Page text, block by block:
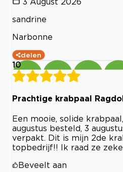
sandrine
Narbonne
delen
10
Prachtige krabpaal
Een mooie, solide
augustus besteld, 3
verpakt. Dit is mijn 2de
topbedrijf!! Ik raad ze
Beveelt aan